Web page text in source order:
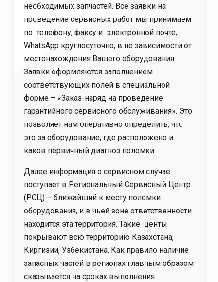
необходимых запчастей. Все заявки на
проведение сервисных работ мы принимаем
по телефону, факсу и электронной почте,
WhatsApp круглосуточно, в не зависимости от
местонахождения Вашего оборудования.
Заявки оформляются заполнением
соответствующих полей в специальной
форме – «Заказ-наряд на проведение
гарантийного сервисного обслуживания». Это
позволяет нам оперативно определить, что
это за оборудование, где расположено и
каков первичный диагноз поломки.
Далее информация о сервисном случае
поступает в Региональный Сервисный Центр
(РСЦ) – ближайший к месту поломки
оборудования, и в чьей зоне ответственности
находится эта территория. Такие центы
покрывают всю территорию Казахстана,
Киргизии, Узбекистана. Как правило наличие
запасных частей в регионах главным образом
сказывается на сроках выполнения